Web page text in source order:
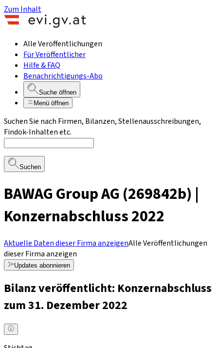
Zum Inhalt
Alle Veröffentlichungen
Für Veröffentlicher
Hilfe & FAQ
Benachrichtigungs-Abo
Suche öffnen
Menü öffnen
Suchen Sie nach Firmen, Bilanzen, Stellenausschreibungen,
Findok-Inhalten etc.
Suchen
BAWAG Group AG (269842b) |
Konzernabschluss 2022
Aktuelle Daten dieser Firma anzeigenAlle Veröffentlichungen
dieser Firma anzeigen
Updates abonnieren
Bilanz veröffentlicht: Konzernabschluss
zum 31. Dezember 2022